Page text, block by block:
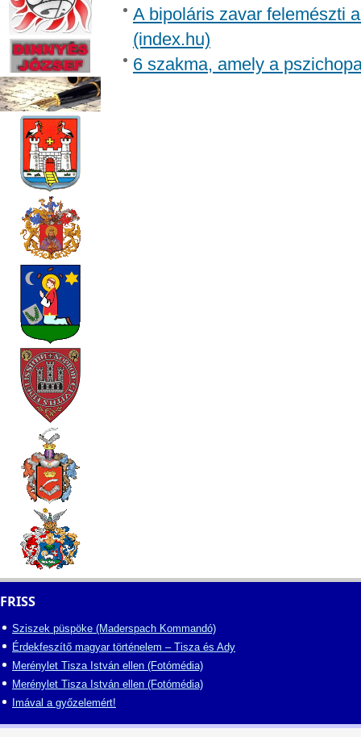
A bipoláris zavar felemészti
(index.hu)
6 szakma, amely a
FRISS
Sziszek püspöke (Maderspach Kommandó)
Érdekfeszítő magyar történelem – Tisza és Ady
Merénylet Tisza István ellen (Fotómédia)
Merénylet Tisza István ellen (Fotómédia)
Imával a győzelemért!